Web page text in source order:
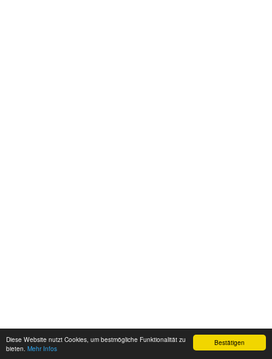
Bestätigen
Diese Website nutzt Cookies, um bestmögliche Funktionalität zu
bieten. Mehr Infos